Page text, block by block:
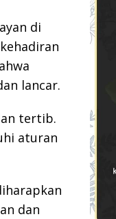
di
lancar.
tertib.
aturan
dan